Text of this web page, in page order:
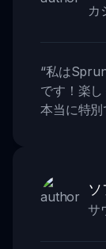
カ
“私は
です！楽
本当に特別
サ